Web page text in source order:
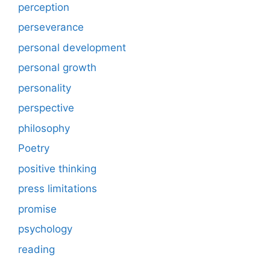
perception
perseverance
personal development
personal growth
personality
perspective
philosophy
Poetry
positive thinking
press limitations
promise
psychology
reading